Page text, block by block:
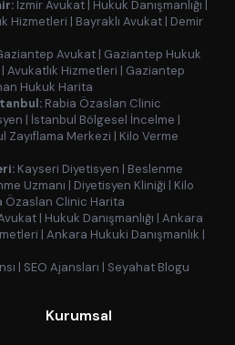
İzmir Avukat | Hukuk Danışmanlığı |
Hizmetleri | Bayraklı Avukat | Demir
Avukat | Gaziantep Hukuk
| Avukatlık Hizmetleri | Gaziantep
Hukuk Harita
Rabia Özaslan Clinic
| İstanbul Bölgesel İncelme |
Zayıflama Merkezi | Kilo Verme
Kayseri Diyetisyen | Beslenme
Uzmanı | Diyetisyen Kliniği | Kilo
Özaslan Clinic Harita
| Hukuk Danışmanlığı | Ankara
| Ankara Hukuki Danışmanlık |
| SEO Ajansları | Seyahat Blogu
Kurumsal